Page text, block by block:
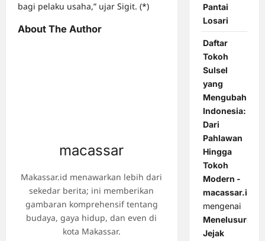
bagi pelaku usaha,” ujar Sigit. (*)
About The Author
macassar
Makassar.id menawarkan lebih dari
sekedar berita; ini memberikan
gambaran komprehensif tentang
budaya, gaya hidup, dan even di
kota Makassar.
Pantai
Losari
Daftar
Tokoh
Sulsel
yang
Mengubah
Indonesia:
Dari
Pahlawan
Hingga
Tokoh
Modern -
macassar.id
mengenai
Menelusuri
Jejak